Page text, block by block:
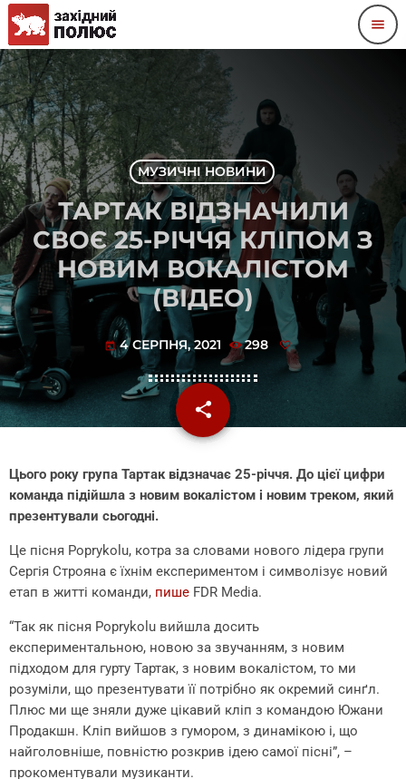
menu
МУЗИЧНІ НОВИНИ
ТАРТАК ВІДЗНАЧИЛИ
СВОЄ 25-РІЧЧЯ КЛІПОМ З
НОВИМ ВОКАЛІСТОМ
(ВІДЕО)
today 4 СЕРПНЯ, 2021 298
share
email
Цього року група Тартаквідзначає 25-річчя. До цієї цифри
команда підійшла з новим вокалістом і новим треком, який
презентували сьогодні.
Це пісня Poprykolu, котра за словами нового лідера групи
Сергія Строяна є їхнім експериментом і символізує новий
етап в житті команди, пише FDR Media.
“Так як пісня Poprykolu вийшла досить
експериментальною, новою за звучанням, з новим
підходом для гурту Тартак, з новим вокалістом, то ми
розуміли, що презентувати її потрібно як окремий синґл.
Плюс ми ще зняли дуже цікавий кліп з командою Южани
Продакшн. Кліп вийшов з гумором, з динамікою і, що
найголовніше, повністю розкрив ідею самої пісні”, –
прокоментували музиканти.